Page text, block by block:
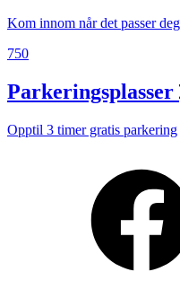
Kom innom når det passer
750
Parkeringsplasser
Opptil 3 timer gratis parkering